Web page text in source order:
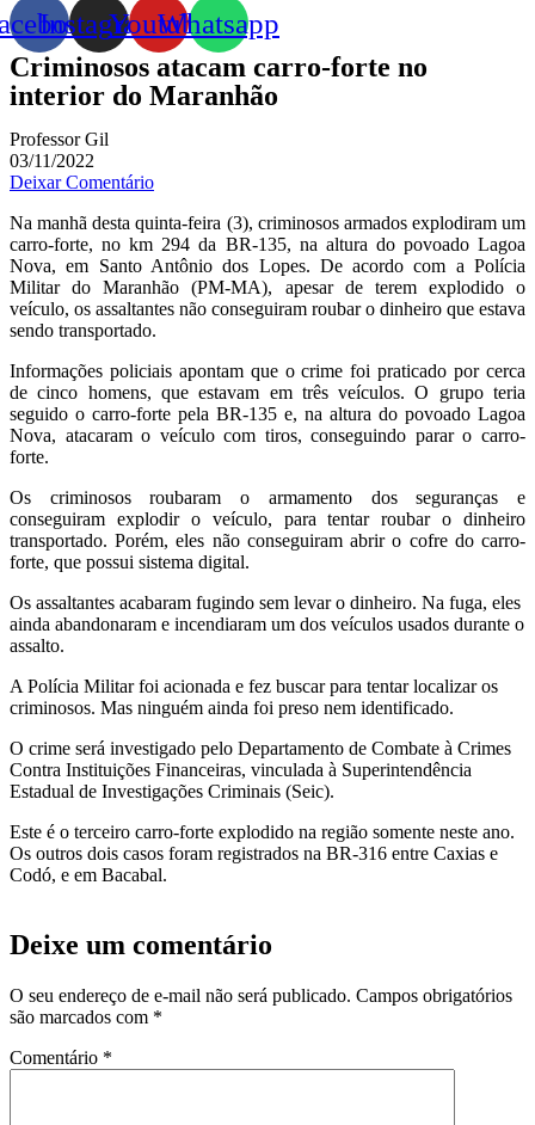
InstagramYoutubeWhatsapp
Criminosos atacam carro-forte no
interior do Maranhão
Professor Gil
03/11/2022
Deixar Comentário
Na manhã desta quinta-feira (3), criminosos armados explodiram um
carro-forte, no km 294 da BR-135, na altura do povoado Lagoa
Nova, em Santo Antônio dos Lopes. De acordo com a Polícia
Militar do Maranhão (PM-MA), apesar de terem explodido o
veículo, os assaltantes não conseguiram roubar o dinheiro que estava
sendo transportado.
Informações policiais apontam que o crime foi praticado por cerca
de cinco homens, que estavam em três veículos. O grupo teria
seguido o carro-forte pela BR-135 e, na altura do povoado Lagoa
Nova, atacaram o veículo com tiros, conseguindo parar o carro-
forte.
Os criminosos roubaram o armamento dos seguranças e
conseguiram explodir o veículo, para tentar roubar o dinheiro
transportado. Porém, eles não conseguiram abrir o cofre do carro-
forte, que possui sistema digital.
Os assaltantes acabaram fugindo sem levar o dinheiro. Na fuga, eles
ainda abandonaram e incendiaram um dos veículos usados durante o
assalto.
A Polícia Militar foi acionada e fez buscar para tentar localizar os
criminosos. Mas ninguém ainda foi preso nem identificado.
O crime será investigado pelo Departamento de Combate à Crimes
Contra Instituições Financeiras, vinculada à Superintendência
Estadual de Investigações Criminais (Seic).
Este é o terceiro carro-forte explodido na região somente neste ano.
Os outros dois casos foram registrados na BR-316 entre Caxias e
Codó, e em Bacabal.
Deixe um comentário
O seu endereço de e-mail não será publicado. Campos obrigatórios
são marcados com *
Comentário *